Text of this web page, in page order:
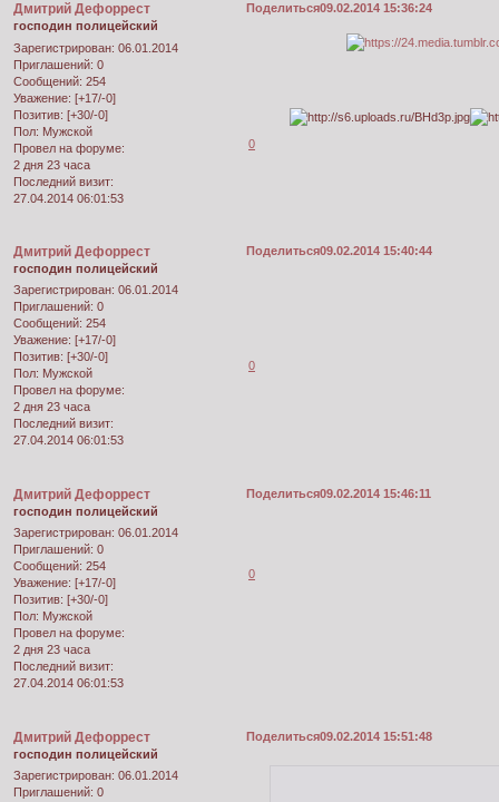
Поделиться09.02.2014 15:36:24
Дмитрий Дефоррест
господин полицейский
Зарегистрирован: 06.01.2014
Приглашений: 0
Сообщений: 254
Уважение: [+17/-0]
Позитив: [+30/-0]
Пол: Мужской
Провел на форуме:
2 дня 23 часа
Последний визит:
27.04.2014 06:01:53
0
Поделиться09.02.2014 15:40:44
Дмитрий Дефоррест
господин полицейский
Зарегистрирован: 06.01.2014
Приглашений: 0
Сообщений: 254
Уважение: [+17/-0]
Позитив: [+30/-0]
Пол: Мужской
Провел на форуме:
2 дня 23 часа
Последний визит:
27.04.2014 06:01:53
0
Поделиться09.02.2014 15:46:11
Дмитрий Дефоррест
господин полицейский
Зарегистрирован: 06.01.2014
Приглашений: 0
Сообщений: 254
Уважение: [+17/-0]
Позитив: [+30/-0]
Пол: Мужской
Провел на форуме:
2 дня 23 часа
Последний визит:
27.04.2014 06:01:53
0
Поделиться09.02.2014 15:51:48
Дмитрий Дефоррест
господин полицейский
Зарегистрирован: 06.01.2014
Приглашений: 0